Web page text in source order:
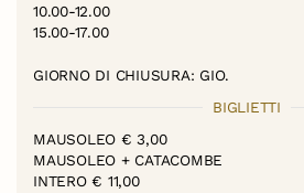
10.00-12.00
15.00-17.00
GIORNO DI CHIUSURA: GIO.
BIGLIETTI
MAUSOLEO € 3,00
MAUSOLEO + CATACOMBE
INTERO € 11,00